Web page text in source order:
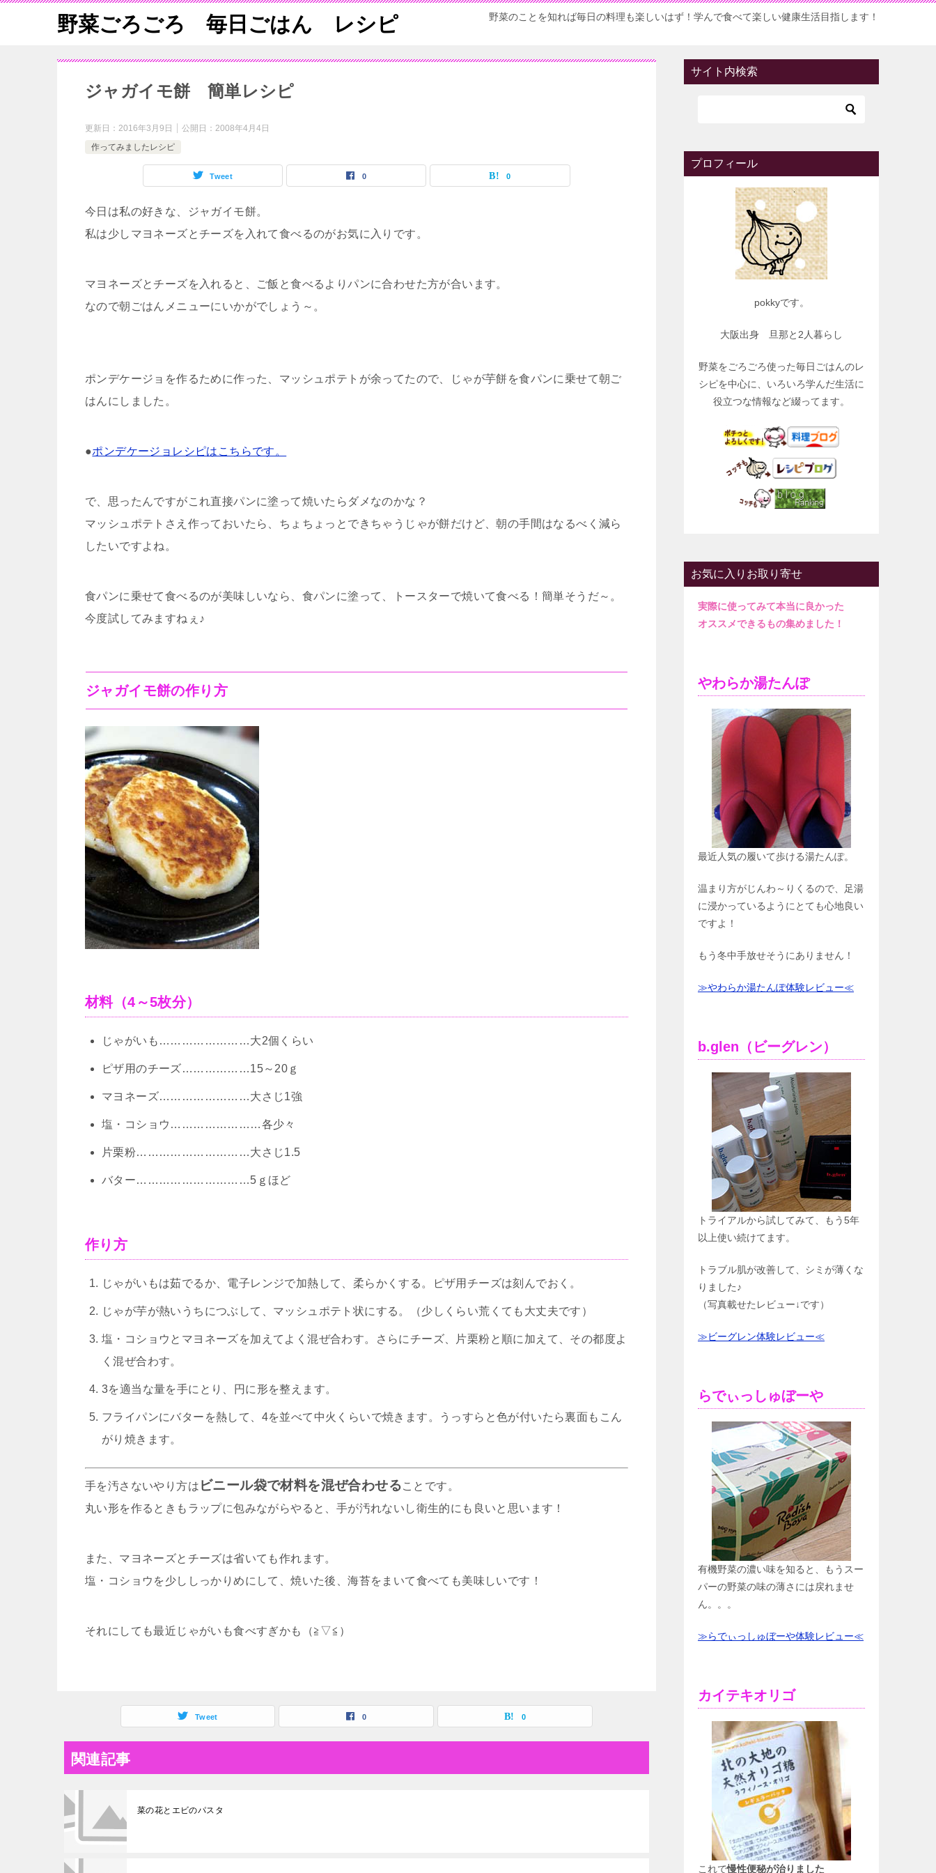
野菜ごろごろ 毎日ごはん レシピ 野菜のことを知れば毎日の料理も楽しいはず！学んで食べて楽しい健康生活目指します！
ジャガイモ餅 簡単レシピ
更新日： 2016年3月9日 公開日： 2008年4月4日
作ってみましたレシピ
Tweet 0 0
今日は私の好きな、ジャガイモ餅。
私は少しマヨネーズとチーズを入れて食べるのがお気に入りです。
マヨネーズとチーズを入れると、ご飯と食べるよりパンに合わせた方が合います。
なので朝ごはんメニューにいかがでしょう～。
ポンデケージョを作るために作った、マッシュポテトが余ってたので、じゃが芋餅を食パンに乗せて朝ご
はんにしました。
●ポンデケージョレシピはこちらです。
で、思ったんですがこれ直接パンに塗って焼いたらダメなのかな？
マッシュポテトさえ作っておいたら、ちょちょっとできちゃうじゃが餅だけど、朝の手間はなるべく減ら
したいですよね。
食パンに乗せて食べるのが美味しいなら、食パンに塗って、トースターで焼いて食べる！簡単そうだ～。
今度試してみますねぇ♪
ジャガイモ餅の作り方
材料（4～5枚分）
じゃがいも……………………大2個くらい
ピザ用のチーズ………………15～20ｇ
マヨネーズ……………………大さじ1強
塩・コショウ……………………各少々
片栗粉…………………………大さじ1.5
バター…………………………5ｇほど
作り方
じゃがいもは茹でるか、電子レンジで加熱して、柔らかくする。ピザ用チーズは刻んでおく。
じゃが芋が熱いうちにつぶして、マッシュポテト状にする。（少しくらい荒くても大丈夫です）
塩・コショウとマヨネーズを加えてよく混ぜ合わす。さらにチーズ、片栗粉と順に加えて、その都度よ
く混ぜ合わす。
3を適当な量を手にとり、円に形を整えます。
フライパンにバターを熱して、4を並べて中火くらいで焼きます。うっすらと色が付いたら裏面もこん
がり焼きます。
手を汚さないやり方は ビニール袋で材料を混ぜ合わせることです。
丸い形を作るときもラップに包みながらやると、手が汚れないし衛生的にも良いと思います！
また、マヨネーズとチーズは省いても作れます。
塩・コショウを少ししっかりめにして、焼いた後、海苔をまいて食べても美味しいです！
それにしても最近じゃがいも食べすぎかも（≧▽≦）
Tweet 0 0
関連記事
菜の花とエビのパスタ
サイト内検索
プロフィール
pokkyです。
大阪出身 旦那と2人暮らし
野菜をごろごろ使った毎日ごはんのレ
シピを中心に、いろいろ学んだ生活に
役立つな情報など綴ってます。
お気に入りお取り寄せ
実際に使ってみて本当に良かった
オススメできるもの集めました！
やわらか湯たんぽ
最近人気の履いて歩ける湯たんぽ。
温まり方がじんわ～りくるので、足湯
に浸かっているようにとても心地良い
ですよ！
もう冬中手放せそうにありません！
≫やわらか湯たんぽ体験レビュー≪
b.glen（ビーグレン）
トライアルから試してみて、もう5年
以上使い続けてます。
トラブル肌が改善して、シミが薄くな
りました♪
（写真載せたレビュー↓です）
≫ビーグレン体験レビュー≪
らでぃっしゅぼーや
有機野菜の濃い味を知ると、もうスー
パーの野菜の味の薄さには戻れませ
ん。。。
≫らでぃっしゅぼーや体験レビュー≪
カイテキオリゴ
これで慢性便秘が治りました